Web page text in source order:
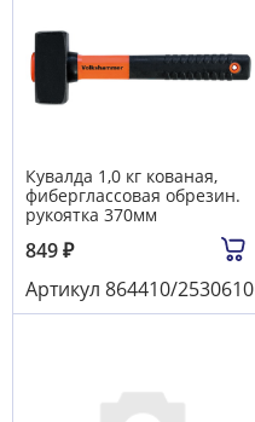
Кувалда 1,0 кг кованая,
фиберглассовая обрезин.
рукоятка 370мм
849₽
Артикул 864410/2530610